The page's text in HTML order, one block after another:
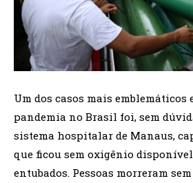
Um dos casos mais emblemáticos
pandemia no Brasil foi, sem
sistema hospitalar de Manaus,
que ficou sem oxigênio
entubados. Pessoas morreram